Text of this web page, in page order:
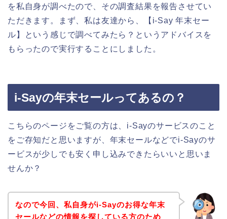
を私自身が調べたので、その調査結果を報告させてい
ただきます。まず、私は友達から、【i-Say 年末セー
ル】という感じで調べてみたら？というアドバイスを
もらったので実行することにしました。
i-Sayの年末セールってあるの？
こちらのページをご覧の方は、i-Sayのサービスのこと
をご存知だと思いますが、年末セールなどでi-Sayのサ
ービスが少しでも安く申し込みできたらいいと思いま
せんか？
なので今回、私自身がi-Sayのお得な年末
セールなどの情報を探している方のため